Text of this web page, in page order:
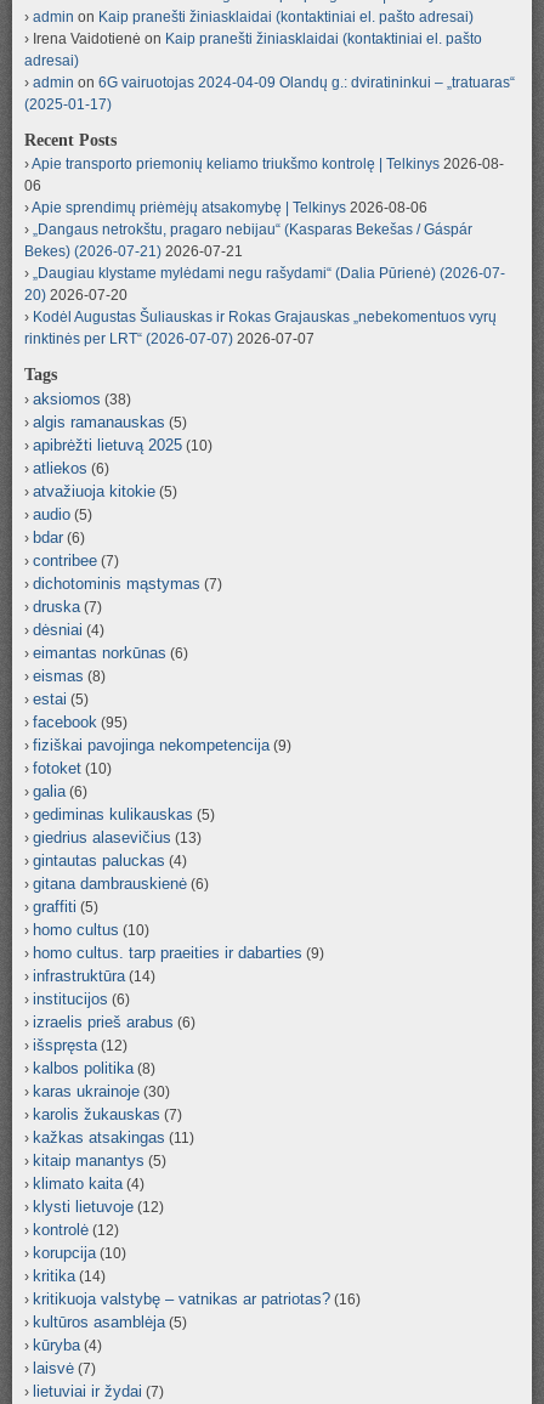
admin on Kaip pranešti žiniasklaidai (kontaktiniai el. pašto adresai)
Irena Vaidotienė on Kaip pranešti žiniasklaidai (kontaktiniai el. pašto
adresai)
admin on 6G vairuotojas 2024-04-09 Olandų g.: dviratininkui – „tratuaras“
(2025-01-17)
Recent Posts
Apie transporto priemonių keliamo triukšmo kontrolę | Telkinys 2026-08-
06
Apie sprendimų priėmėjų atsakomybę | Telkinys 2026-08-06
„Dangaus netrokštu, pragaro nebijau“ (Kasparas Bekešas / Gáspár
Bekes) (2026-07-21) 2026-07-21
„Daugiau klystame mylėdami negu rašydami“ (Dalia Pūrienė) (2026-07-
20) 2026-07-20
Kodėl Augustas Šuliauskas ir Rokas Grajauskas „nebekomentuos vyrų
rinktinės per LRT“ (2026-07-07) 2026-07-07
Tags
aksiomos (38)
algis ramanauskas (5)
apibrėžti lietuvą 2025 (10)
atliekos (6)
atvažiuoja kitokie (5)
audio (5)
bdar (6)
contribee (7)
dichotominis mąstymas (7)
druska(7)
dėsniai (4)
eimantas norkūnas (6)
eismas (8)
estai (5)
facebook (95)
fiziškai pavojinga nekompetencija(9)
fotoket (10)
galia(6)
gediminas kulikauskas (5)
giedrius alasevičius (13)
gintautas paluckas (4)
gitana dambrauskienė (6)
graffiti (5)
homo cultus (10)
homo cultus. tarp praeities ir dabarties (9)
infrastruktūra(14)
institucijos (6)
izraelis prieš arabus (6)
išspręsta(12)
kalbos politika(8)
karas ukrainoje (30)
karolis žukauskas (7)
kažkas atsakingas (11)
kitaip manantys (5)
klimato kaita(4)
klysti lietuvoje (12)
kontrolė (12)
korupcija(10)
kritika(14)
kritikuoja valstybę – vatnikas ar patriotas? (16)
kultūros asamblėja(5)
kūryba(4)
laisvė (7)
lietuviai ir žydai (7)